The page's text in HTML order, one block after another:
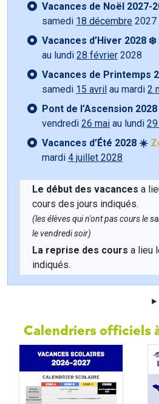
Vacances de Noël 2027-
samedi 18 décembre 2027
Vacances d’Hiver 2028 ❄️
au lundi 28 février 2028
Vacances de Printemps
samedi 15 avril au mardi 2
Pont de l’Ascension
vendredi 26 mai au lundi
Vacances d’Été 2028 ☀️
mardi 4 juillet 2028
Le début des vacances a
cours des jours indiqués.
(les élèves qui n'ont pas cours le
le vendredi soir)
La reprise des cours a lieu
indiqués.
Calendriers officiels